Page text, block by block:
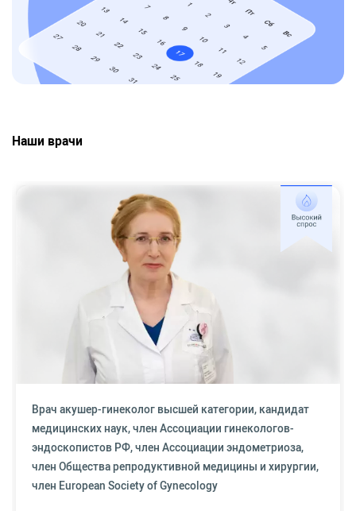
Наши врачи
Врач акушер-гинеколог высшей категории, кандидат
медицинских наук, член Ассоциации гинекологов-
эндоскопистов РФ, член Ассоциации эндометриоза,
член Общества репродуктивной медицины и хирургии,
член European Society of Gynecology